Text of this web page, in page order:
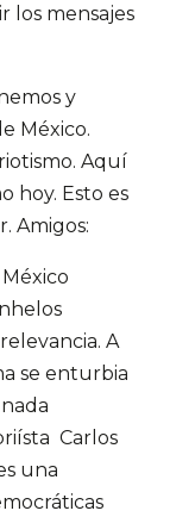
los mensajes
y
México.
Aquí
hoy. Esto es
Amigos:
A
se enturbia
Carlos
una